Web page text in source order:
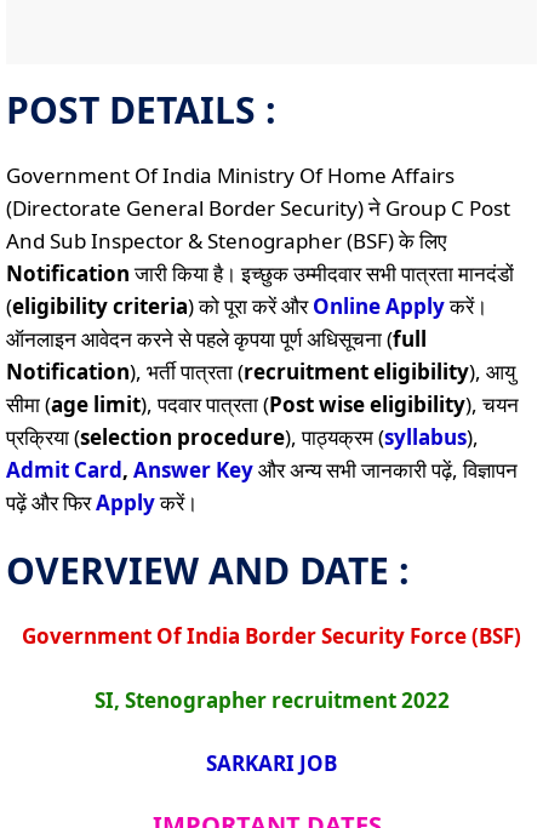
POST DETAILS :
Government Of India Ministry Of Home Affairs
(Directorate General Border Security) ने Group C Post
And Sub Inspector & Stenographer (BSF) के लिए
Notificationजारी किया है। इच्छुक उम्मीदवार सभी पात्रता मानदंडों
(eligibility criteria) को पूरा करें औरOnlineApplyकरें।
ऑनलाइन आवेदन करने से पहले कृपया पूर्ण अधिसूचना (full
Notification), भर्ती पात्रता (recruitment eligibility), आयु
सीमा (age limit), पदवार पात्रता (Post wise eligibility), चयन
प्रक्रिया (selection procedure), पाठ्यक्रम (syllabus),
Admit Card, Answer Keyऔर अन्य सभी जानकारी पढ़ें, विज्ञापन
पढ़ें और फिरApplyकरें।
OVERVIEW AND DATE :
Government Of India Border Security Force (BSF)
SI, Stenographer recruitment 2022
SARKARI JOB